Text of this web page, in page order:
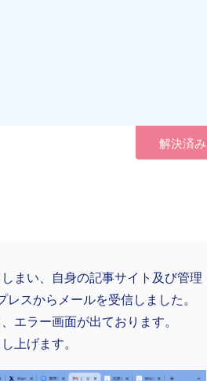
解決済み
まい、自身の記事サイト及び管理
スからメールを受信しました。
エラー画面が出ております。
上げます。